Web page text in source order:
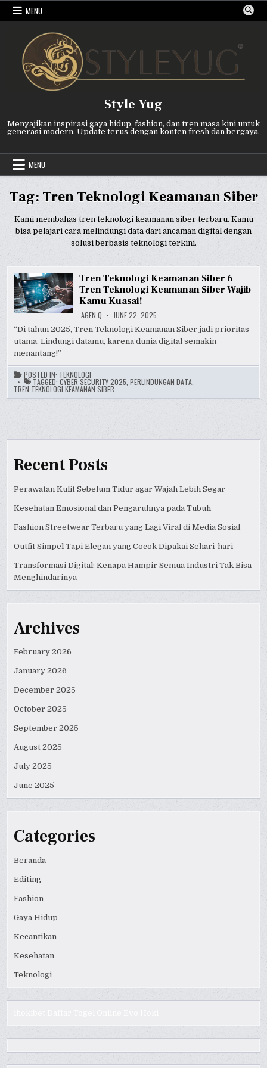
Skip
MENU
Style Yug
Menyajikan inspirasi gaya hidup, fashion, dan tren masa kini untuk
generasi modern. Update terus dengan konten fresh dan bergaya.
MENU
Tag: Tren Teknologi Keamanan Siber
Kami membahas tren teknologi keamanan siber terbaru. Kamu
bisa pelajari cara melindungi data dari ancaman digital dengan
solusi berbasis teknologi terkini.
Tren Teknologi Keamanan Siber 6
Tren Teknologi Keamanan Siber Wajib
Kamu Kuasai!
AGEN Q JUNE 22, 2025
“Di tahun 2025, Tren Teknologi Keamanan Siber jadi prioritas
utama. Lindungi datamu, karena dunia digital semakin
menantang!”
POSTED IN: TEKNOLOGI
TAGGED:CYBER SECURITY 2025 ,PERLINDUNGAN DATA
TREN TEKNOLOGI KEAMANAN SIBER
Recent Posts
Perawatan Kulit Sebelum Tidur agar Wajah Lebih Segar
Kesehatan Emosional dan Pengaruhnya pada Tubuh
Fashion Streetwear Terbaru yang Lagi Viral di Media Sosial
Outfit Simpel Tapi Elegan yang Cocok Dipakai Sehari-hari
Transformasi Digital: Kenapa Hampir Semua Industri Tak Bisa
Menghindarinya
Archives
February 2026
January 2026
December 2025
October 2025
September 2025
August 2025
July 2025
June 2025
Categories
Beranda
Editing
Fashion
Gaya Hidup
Kecantikan
Kesehatan
Teknologi